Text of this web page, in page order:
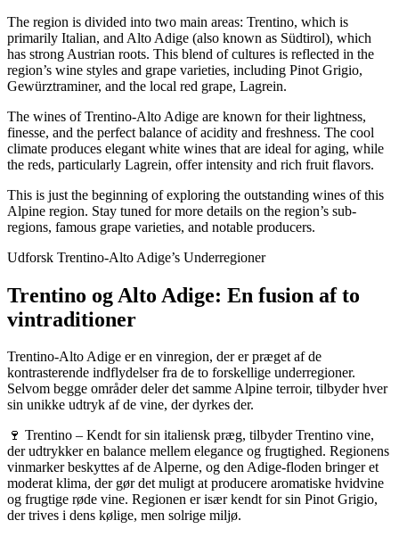
The region is divided into two main areas: Trentino, which is
primarily Italian, and Alto Adige (also known as Südtirol), which
has strong Austrian roots. This blend of cultures is reflected in the
region’s wine styles and grape varieties, including Pinot Grigio,
Gewürztraminer, and the local red grape, Lagrein.
The wines of Trentino-Alto Adige are known for their lightness,
finesse, and the perfect balance of acidity and freshness. The cool
climate produces elegant white wines that are ideal for aging, while
the reds, particularly Lagrein, offer intensity and rich fruit flavors.
This is just the beginning of exploring the outstanding wines of this
Alpine region. Stay tuned for more details on the region’s sub-
regions, famous grape varieties, and notable producers.
Udforsk Trentino-Alto Adige’s Underregioner
Trentino og Alto Adige: En fusion af to
vintraditioner
Trentino-Alto Adige er en vinregion, der er præget af de
kontrasterende indflydelser fra de to forskellige underregioner.
Selvom begge områder deler det samme Alpine terroir, tilbyder hver
sin unikke udtryk af de vine, der dyrkes der.
🍷 Trentino – Kendt for sin italiensk præg, tilbyder Trentino vine,
der udtrykker en balance mellem elegance og frugtighed. Regionens
vinmarker beskyttes af de Alperne, og den Adige-floden bringer et
moderat klima, der gør det muligt at producere aromatiske hvidvine
og frugtige røde vine. Regionen er især kendt for sin Pinot Grigio,
der trives i dens kølige, men solrige miljø.